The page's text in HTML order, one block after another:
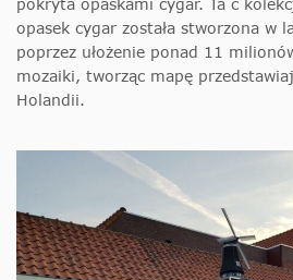
pokryta opaskami cygar. Ta c
opasek cygar została stworzona w
poprzez ułożenie ponad 11
mozaiki, tworząc mapę
Holandii.